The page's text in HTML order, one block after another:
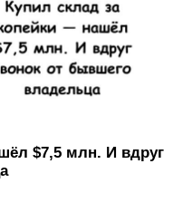
$7,5 млн. И вдруг